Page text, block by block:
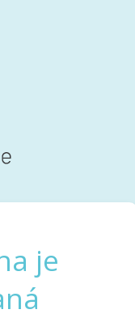
je